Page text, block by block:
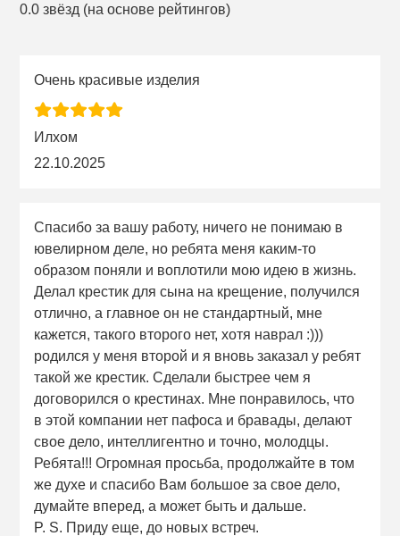
0.0 звёзд (на основе рейтингов)
Очень красивые изделия
Илхом
22.10.2025
Спасибо за вашу работу, ничего не понимаю в
ювелирном деле, но ребята меня каким-то
образом поняли и воплотили мою идею в жизнь.
Делал крестик для сына на крещение, получился
отлично, а главное он не стандартный, мне
кажется, такого второго нет, хотя наврал :)))
родился у меня второй и я вновь заказал у ребят
такой же крестик. Сделали быстрее чем я
договорился о крестинах. Мне понравилось, что
в этой компании нет пафоса и бравады, делают
свое дело, интеллигентно и точно, молодцы.
Ребята!!! Огромная просьба, продолжайте в том
же духе и спасибо Вам большое за свое дело,
думайте вперед, а может быть и дальше.
P. S. Приду еще, до новых встреч.